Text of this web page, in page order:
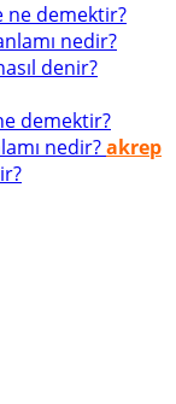
ne demektir?
nedir?
denir?
demektir?
nedir?akrep